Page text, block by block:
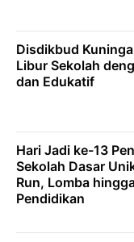
Disdikbud
Libur Sekolah
dan Edukatif
Hari Jadi ke-13
Sekolah Dasar
Run, Lomba
Pendidikan